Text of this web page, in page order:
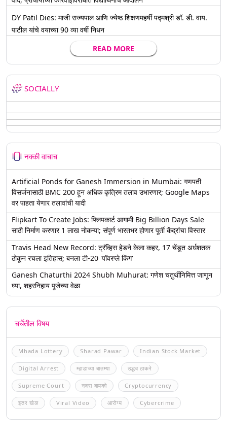
DY Patil Dies: माजी राज्यपाल आणि ज्येष्ठ शिक्षणमहर्षी पद्मश्री डॉ. डी. वाय.
पाटील यांचे वयाच्या 90 व्या वर्षी निधन
READ MORE
SOCIALLY
नक्की वाचाच
Artificial Ponds for Ganesh Immersion in Mumbai: गणपती
विसर्जनासाठी BMC 200 हून अधिक कृत्रिम तलाव उभारणार; Google Maps
वर पाहता येणार तलावांची यादी
Flipkart To Create Jobs: फ्लिपकार्ट आगामी Big Billion Days Sale
साठी निर्माण करणार 1 लाख नोकऱ्या; संपूर्ण भारतभर होणार पूर्ती केंद्रांचा विस्तार
Travis Head New Record: ट्रॅव्हिस हेडने केला कहर, 17 चेंडूत अर्धशतक
ठोकून रचला इतिहास; बनला टी-20 'पॉवरप्ले किंग'
Ganesh Chaturthi 2024 Shubh Muhurat: गणेश चतुर्थीनिमित्त जाणून
घ्या, शहरनिहाय पूजेच्या वेळा
चर्चेतील विषय
Mhada Lottery Sharad Pawar Indian Stock Market
Digital Arrest म्हाडाच्या बातम्या उद्धव ठाकरे
Supreme Court नवरा बायको Cryptocurrency
इतर खेळ Viral Video आरोग्य Cybercrime